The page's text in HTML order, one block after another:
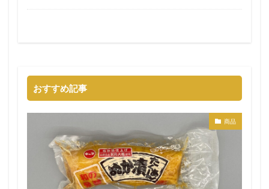
おすすめ記事
商品